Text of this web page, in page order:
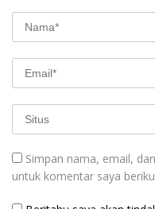
Simpan nama, email,
untuk komentar saya